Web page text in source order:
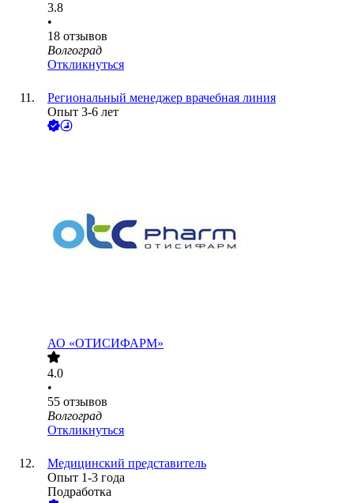
3.8
•
18 отзывов
Волгоград
Откликнуться
Региональный менеджер врачебная линия
Опыт 3-6 лет
АО «ОТИСИФАРМ»
4.0
•
55 отзывов
Волгоград
Откликнуться
Медицинский представитель
Опыт 1-3 года
Подработка